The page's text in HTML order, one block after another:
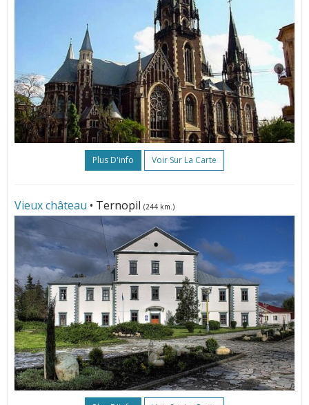
Plus D'info Voir Sur La Carte
Vieux château • Ternopil (244 km.)